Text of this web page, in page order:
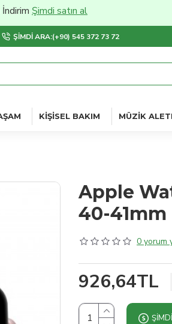
Şimdi satın al
ŞIMDI ARA:(+90) 545 372 73 72
KIŞISEL BAKIM MÜZIK
Apple
40-41mm
0 yorum
926,64TL